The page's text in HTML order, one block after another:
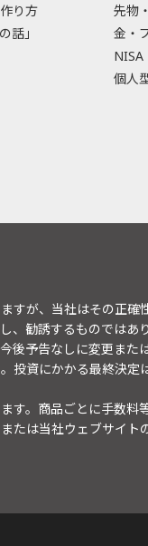
り方
話」
先物
金・
NISA
個人
すが、当社はその正
勧誘するものではあ
予告なしに変更また
投資にかかる最終決
す。商品ごとに手数料
たは当社ウェブサイト